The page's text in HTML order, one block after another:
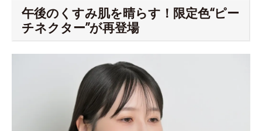
午後のくすみ肌を晴らす！限定色“ピー
チネクター”が再登場